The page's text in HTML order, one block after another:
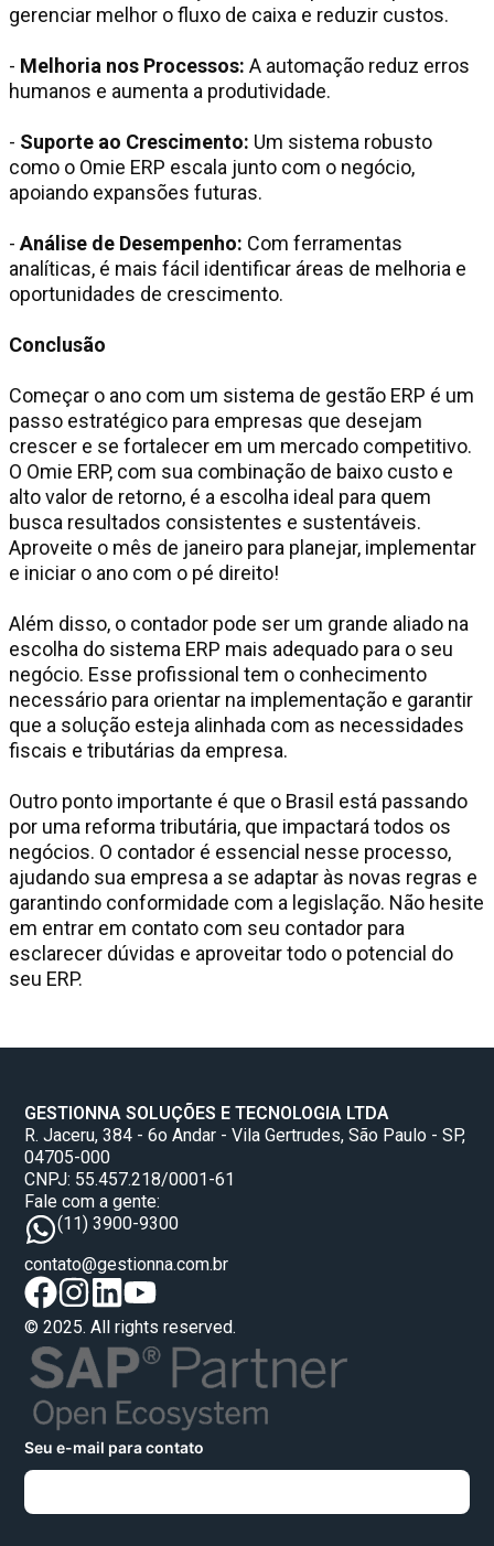
gerenciar melhor o fluxo de caixa e reduzir custos.
- Melhoria nos Processos: A automação reduz erros
humanos e aumenta a produtividade.
- Suporte ao Crescimento: Um sistema robusto
como o Omie ERP escala junto com o negócio,
apoiando expansões futuras.
- Análise de Desempenho: Com ferramentas
analíticas, é mais fácil identificar áreas de melhoria e
oportunidades de crescimento.
Conclusão
Começar o ano com um sistema de gestão ERP é um
passo estratégico para empresas que desejam
crescer e se fortalecer em um mercado competitivo.
O Omie ERP, com sua combinação de baixo custo e
alto valor de retorno, é a escolha ideal para quem
busca resultados consistentes e sustentáveis.
Aproveite o mês de janeiro para planejar, implementar
e iniciar o ano com o pé direito!
Além disso, o contador pode ser um grande aliado na
escolha do sistema ERP mais adequado para o seu
negócio. Esse profissional tem o conhecimento
necessário para orientar na implementação e garantir
que a solução esteja alinhada com as necessidades
fiscais e tributárias da empresa.
Outro ponto importante é que o Brasil está passando
por uma reforma tributária, que impactará todos os
negócios. O contador é essencial nesse processo,
ajudando sua empresa a se adaptar às novas regras e
garantindo conformidade com a legislação. Não hesite
em entrar em contato com seu contador para
esclarecer dúvidas e aproveitar todo o potencial do
seu ERP.
GESTIONNA SOLUÇÕES E TECNOLOGIA LTDA
R. Jaceru, 384 - 6o Andar - Vila Gertrudes, São Paulo - SP,
04705-000
CNPJ: 55.457.218/0001-61
Fale com a gente:
(11) 3900-9300
contato@gestionna.com.br
© 2025. All rights reserved.
Seu e-mail para contato